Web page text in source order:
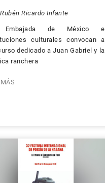
Rubén Ricardo Infante
de México e
culturales convocan a
dedicado a Juan Gabriel y la
ranchera